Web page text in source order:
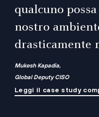
qualcuno
nostro
drasticamente
Mukesh Kapadia,
Global Deputy CISO
Leggi il case study